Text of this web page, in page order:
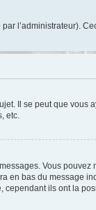
l’administrateur).
Il se peut que
etc.
Vous
bas du message
ils ont la